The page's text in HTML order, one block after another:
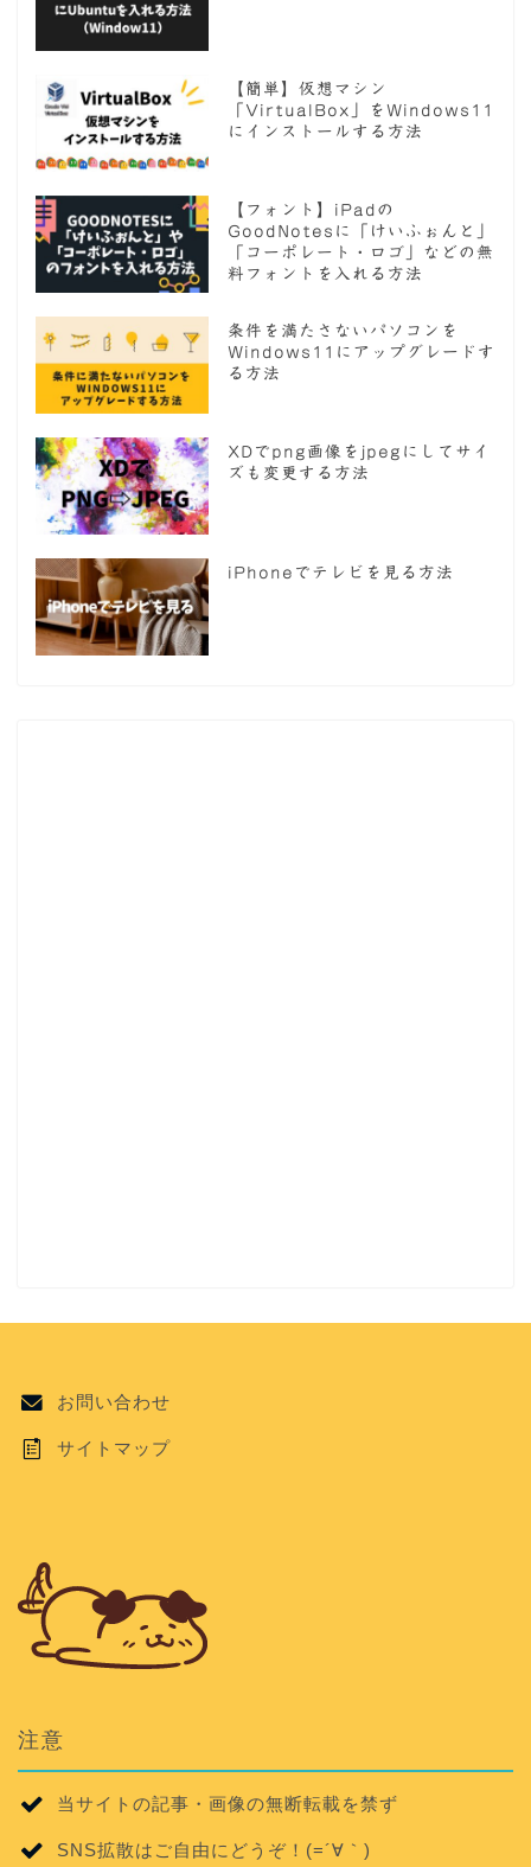
【簡単】仮想マシン
「VirtualBox」をWindows11
にインストールする方法
【フォント】iPadの
GoodNotesに「けいふぉんと」
「コーポレート・ロゴ」などの無
料フォントを入れる方法
条件を満たさないパソコンを
Windows11にアップグレードす
る方法
XDでpng画像をjpegにしてサイ
ズも変更する方法
iPhoneでテレビを見る方法
お問い合わせ
サイトマップ
注意
当サイトの記事・画像の無断転載を禁ず
SNS拡散はご自由にどうぞ！(=´∀｀)